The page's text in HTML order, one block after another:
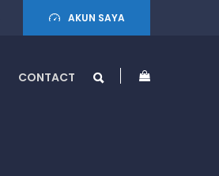
AKUN SAYA
CONTACT